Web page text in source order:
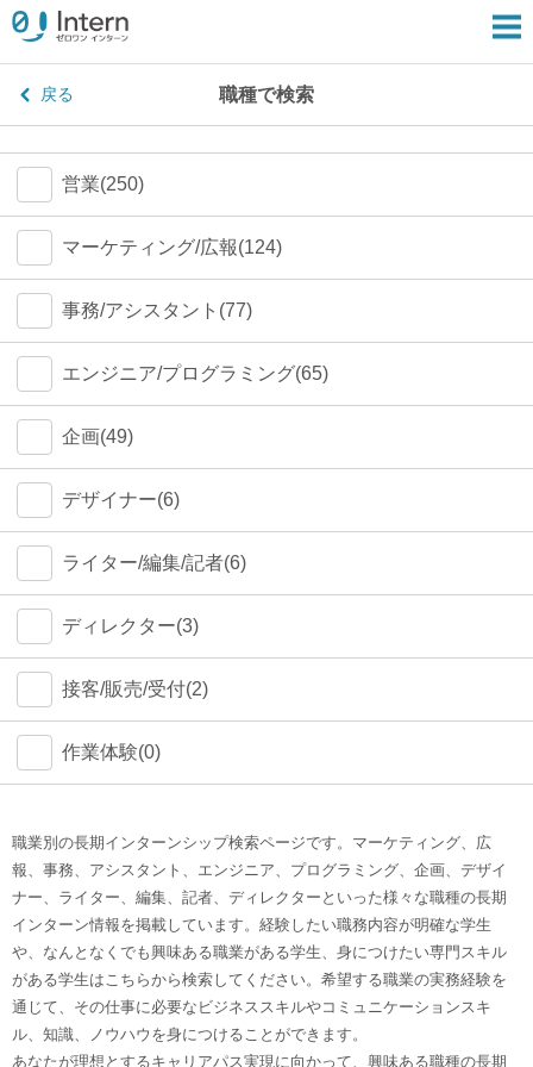
戻る 職種で検索
営業(250)
マーケティング/広報(124)
事務/アシスタント(77)
エンジニア/プログラミング(65)
企画(49)
デザイナー(6)
ライター/編集/記者(6)
ディレクター(3)
接客/販売/受付(2)
作業体験(0)
職業別の長期インターンシップ検索ページです。マーケティング、広
報、事務、アシスタント、エンジニア、プログラミング、企画、デザイ
ナー、ライター、編集、記者、ディレクターといった様々な職種の長期
インターン情報を掲載しています。経験したい職務内容が明確な学生
や、なんとなくでも興味ある職業がある学生、身につけたい専門スキル
がある学生はこちらから検索してください。希望する職業の実務経験を
通じて、その仕事に必要なビジネススキルやコミュニケーションスキ
ル、知識、ノウハウを身につけることができます。
あなたが理想とするキャリアパス実現に向かって、興味ある職種の長期